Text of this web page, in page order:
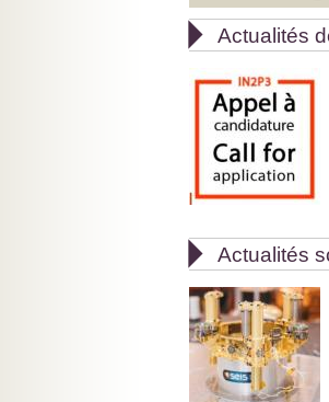
 Actualités
 Actualités